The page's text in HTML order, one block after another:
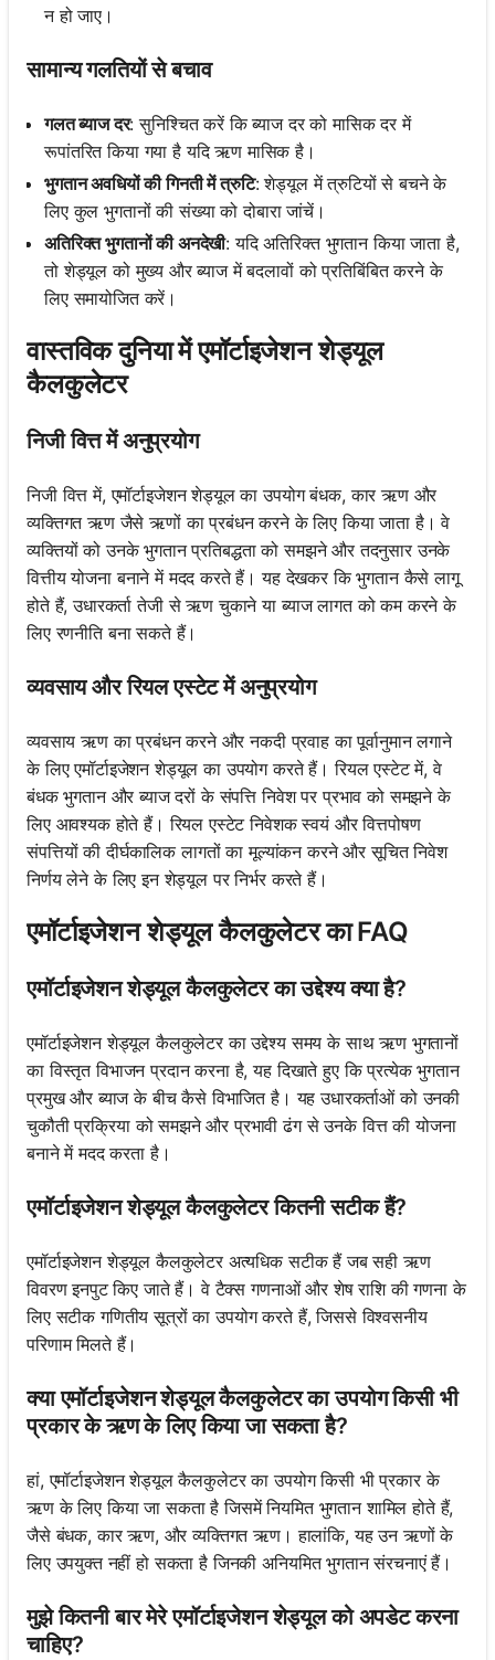
न हो जाए।
सामान्य गलतियों से बचाव
गलत ब्याज दर: सुनिश्चित करें कि ब्याज दर को मासिक दर में
रूपांतरित किया गया है यदि ऋण मासिक है।
भुगतान अवधियों की गिनती में त्रुटि: शेड्यूल में त्रुटियों से बचने के
लिए कुल भुगतानों की संख्या को दोबारा जांचें।
अतिरिक्त भुगतानों की अनदेखी: यदि अतिरिक्त भुगतान किया जाता है,
तो शेड्यूल को मुख्य और ब्याज में बदलावों को प्रतिबिंबित करने के
लिए समायोजित करें।
वास्तविक दुनिया में एमॉर्टाइजेशन शेड्यूल
कैलकुलेटर
निजी वित्त में अनुप्रयोग
निजी वित्त में, एमॉर्टाइजेशन शेड्यूल का उपयोग बंधक, कार ऋण और
व्यक्तिगत ऋण जैसे ऋणों का प्रबंधन करने के लिए किया जाता है। वे
व्यक्तियों को उनके भुगतान प्रतिबद्धता को समझने और तदनुसार उनके
वित्तीय योजना बनाने में मदद करते हैं। यह देखकर कि भुगतान कैसे लागू
होते हैं, उधारकर्ता तेजी से ऋण चुकाने या ब्याज लागत को कम करने के
लिए रणनीति बना सकते हैं।
व्यवसाय और रियल एस्टेट में अनुप्रयोग
व्यवसाय ऋण का प्रबंधन करने और नकदी प्रवाह का पूर्वानुमान लगाने
के लिए एमॉर्टाइजेशन शेड्यूल का उपयोग करते हैं। रियल एस्टेट में, वे
बंधक भुगतान और ब्याज दरों के संपत्ति निवेश पर प्रभाव को समझने के
लिए आवश्यक होते हैं। रियल एस्टेट निवेशक स्वयं और वित्तपोषण
संपत्तियों की दीर्घकालिक लागतों का मूल्यांकन करने और सूचित निवेश
निर्णय लेने के लिए इन शेड्यूल पर निर्भर करते हैं।
एमॉर्टाइजेशन शेड्यूल कैलकुलेटर का FAQ
एमॉर्टाइजेशन शेड्यूल कैलकुलेटर का उद्देश्य क्या है?
एमॉर्टाइजेशन शेड्यूल कैलकुलेटर का उद्देश्य समय के साथ ऋण भुगतानों
का विस्तृत विभाजन प्रदान करना है, यह दिखाते हुए कि प्रत्येक भुगतान
प्रमुख और ब्याज के बीच कैसे विभाजित है। यह उधारकर्ताओं को उनकी
चुकौती प्रक्रिया को समझने और प्रभावी ढंग से उनके वित्त की योजना
बनाने में मदद करता है।
एमॉर्टाइजेशन शेड्यूल कैलकुलेटर कितनी सटीक हैं?
एमॉर्टाइजेशन शेड्यूल कैलकुलेटर अत्यधिक सटीक हैं जब सही ऋण
विवरण इनपुट किए जाते हैं। वे टैक्स गणनाओं और शेष राशि की गणना के
लिए सटीक गणितीय सूत्रों का उपयोग करते हैं, जिससे विश्वसनीय
परिणाम मिलते हैं।
क्या एमॉर्टाइजेशन शेड्यूल कैलकुलेटर का उपयोग किसी भी
प्रकार के ऋण के लिए किया जा सकता है?
हां, एमॉर्टाइजेशन शेड्यूल कैलकुलेटर का उपयोग किसी भी प्रकार के
ऋण के लिए किया जा सकता है जिसमें नियमित भुगतान शामिल होते हैं,
जैसे बंधक, कार ऋण, और व्यक्तिगत ऋण। हालांकि, यह उन ऋणों के
लिए उपयुक्त नहीं हो सकता है जिनकी अनियमित भुगतान संरचनाएं हैं।
मुझे कितनी बार मेरे एमॉर्टाइजेशन शेड्यूल को अपडेट करना
चाहिए?